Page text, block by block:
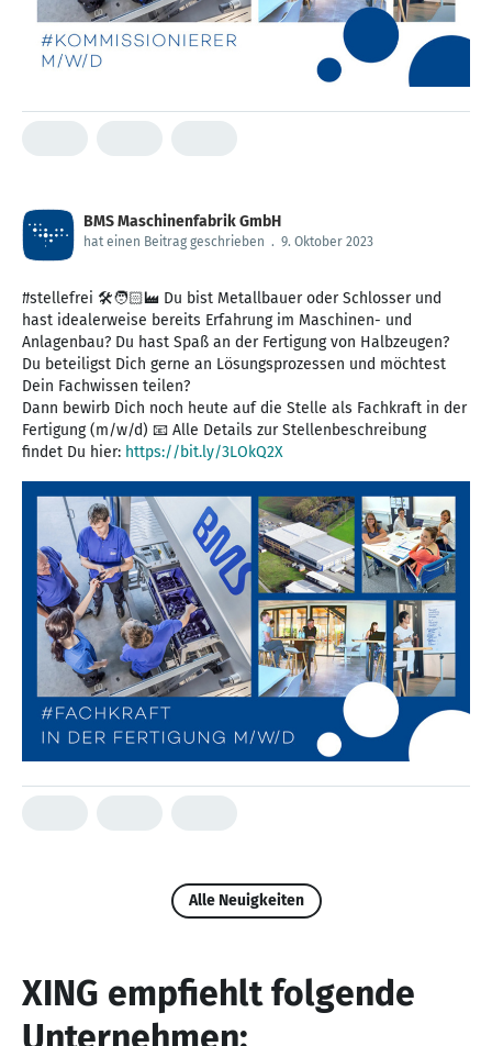
BMS Maschinenfabrik GmbH
hat einen Beitrag geschrieben . 9. Oktober 2023
#stellefrei 🛠️🧑🏻‍🏭 Du bist Metallbauer oder Schlosser und
hast idealerweise bereits Erfahrung im Maschinen- und
Anlagenbau? Du hast Spaß an der Fertigung von Halbzeugen?
Du beteiligst Dich gerne an Lösungsprozessen und möchtest
Dein Fachwissen teilen?
Dann bewirb Dich noch heute auf die Stelle als Fachkraft in der
Fertigung (m/w/d) 📧 Alle Details zur Stellenbeschreibung
findet Du hier: https://bit.ly/3LOkQ2X
Alle Neuigkeiten
XING empfiehlt folgende
Unternehmen: